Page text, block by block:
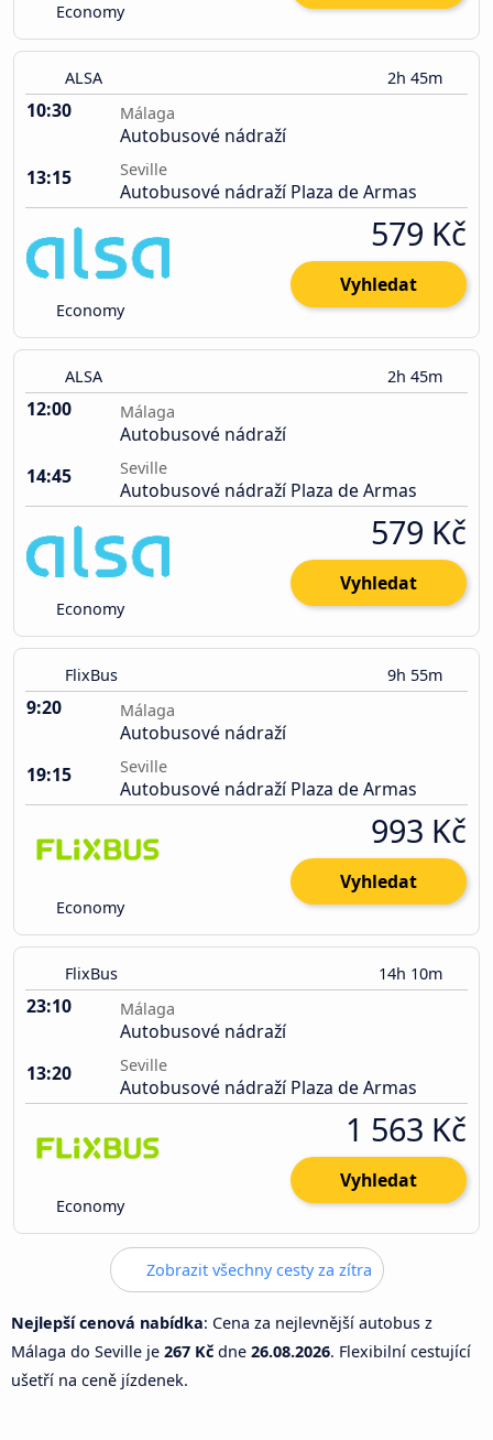
Economy
ALSA 2h 45m
10:30 Málaga
Autobusové nádraží
13:15
Seville
Autobusové nádraží Plaza de Armas
Economy
579 Kč
Vyhledat
ALSA 2h 45m
12:00 Málaga
Autobusové nádraží
14:45
Seville
Autobusové nádraží Plaza de Armas
Economy
579 Kč
Vyhledat
FlixBus 9h 55m
9:20 Málaga
Autobusové nádraží
19:15
Seville
Autobusové nádraží Plaza de Armas
Economy
993 Kč
Vyhledat
FlixBus 14h 10m
23:10 Málaga
Autobusové nádraží
13:20
Seville
Autobusové nádraží Plaza de Armas
Economy
1 563 Kč
Vyhledat
Zobrazit všechny cesty za zítra
Nejlepší cenová nabídka: Cena za nejlevnější autobus z
Málaga do Seville je 267 Kč dne 26.08.2026. Flexibilní cestující
ušetří na ceně jízdenek.